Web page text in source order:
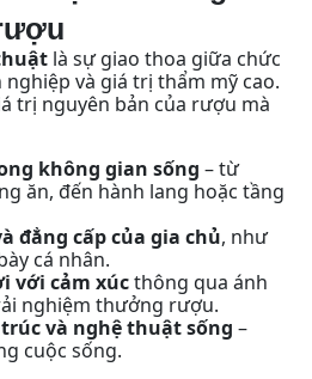
là sự giao thoa giữa chức
và giá trị thẩm mỹ cao.
trị nguyên bản của rượu mà
không gian sống – từ
ăn, đến hành lang hoặc tầng
đẳng cấp của gia chủ, như
cá nhân.
với cảm xúcthông qua ánh
nghiệm thưởng rượu.
và nghệ thuật sống –
cuộc sống.